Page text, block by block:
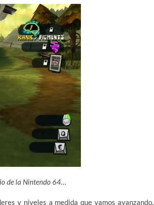
de la Nintendo 64…
y niveles a medida que vamos avanzando,